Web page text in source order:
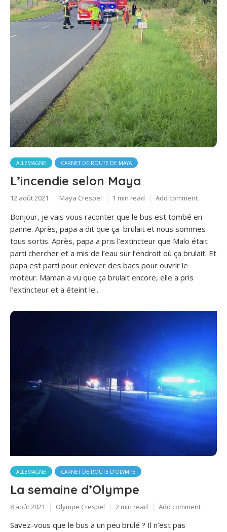
ALLEMAGNE CARNET DE ROUTE DE MAYA
L’incendie selon Maya
12 août 2021 Maya Crespel 1 min read Add comment
Bonjour, je vais vous raconter que le bus est tombé en
panne. Après, papa a dit que ça brulait et nous sommes
tous sortis. Après, papa a pris l’extincteur que Malo était
parti chercher et a mis de l’eau sur l’endroit où ça brulait. Et
papa est parti pour enlever des bacs pour ouvrir le
moteur. Maman a vu que ça brulait encore, elle a pris
l’extincteur et a éteint le...
ALLEMAGNE CARNET DE ROUTE D'OLYMPE
La semaine d’Olympe
8 août 2021 Olympe Crespel 2 min read Add comment
Savez-vous que le bus a un peu brulé ? Il n’est pas